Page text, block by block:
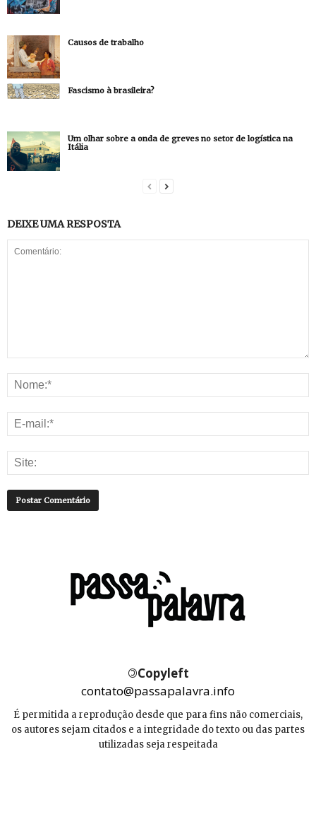
Causos de trabalho
Fascismo à brasileira?
Um olhar sobre a onda de greves no setor de logística na
Itália
DEIXE UMA RESPOSTA
©Copyleft
contato@passapalavra.info
É permitida a reprodução desde que para fins não comerciais,
os autores sejam citados e a integridade do texto ou das partes
utilizadas seja respeitada